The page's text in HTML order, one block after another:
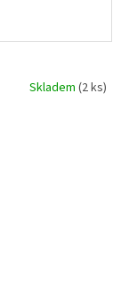
Skladem(2 ks)